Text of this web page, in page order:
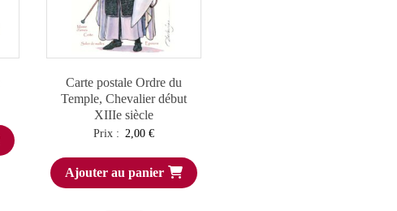
Carte postale Ordre du
Temple, Chevalier début
XIIIe siècle
Prix : 2,00€
Ajouter au panier